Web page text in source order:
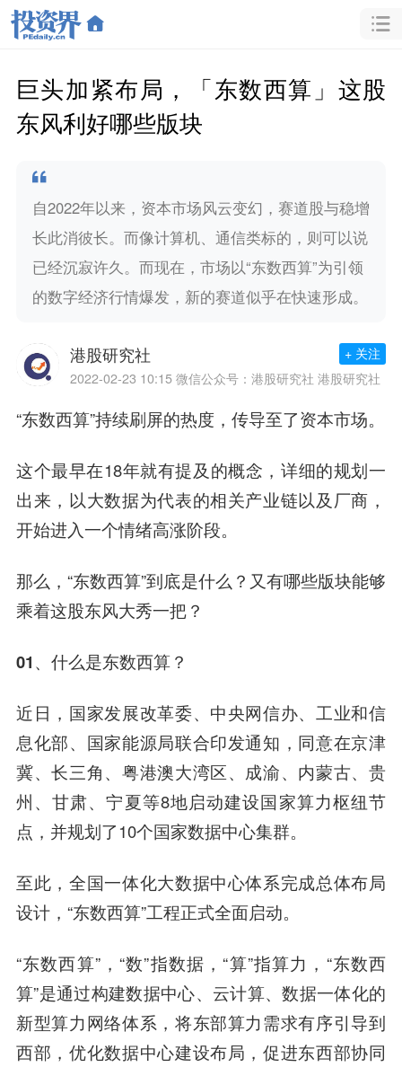
巨头加紧布局，「东数西算」这股
东风利好哪些版块
自2022年以来，资本市场风云变幻，赛道股与稳增
长此消彼长。而像计算机、通信类标的，则可以说
已经沉寂许久。而现在，市场以“东数西算”为引领
的数字经济行情爆发，新的赛道似乎在快速形成。
港股研究社
2022-02-23 10:15 微信公众号：港股研究社 港股研究社
+ 关注
“东数西算”持续刷屏的热度，传导至了资本市场。
这个最早在18年就有提及的概念，详细的规划一
出来，以大数据为代表的相关产业链以及厂商，
开始进入一个情绪高涨阶段。
那么，“东数西算”到底是什么？又有哪些版块能够
乘着这股东风大秀一把？
01、什么是东数西算？
近日，国家发展改革委、中央网信办、工业和信
息化部、国家能源局联合印发通知，同意在京津
冀、长三角、粤港澳大湾区、成渝、内蒙古、贵
州、甘肃、宁夏等8地启动建设国家算力枢纽节
点，并规划了10个国家数据中心集群。
至此，全国一体化大数据中心体系完成总体布局
设计，“东数西算”工程正式全面启动。
“东数西算”，“数”指数据，“算”指算力，“东数西
算”是通过构建数据中心、云计算、数据一体化的
新型算力网络体系，将东部算力需求有序引导到
西部，优化数据中心建设布局，促进东西部协同